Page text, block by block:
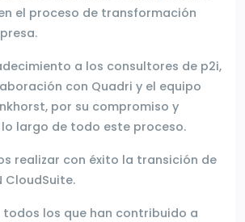
el proceso de transformación
a los consultores de p2i,
con Quadri y el equipo
por su compromiso y
largo de todo este proceso.
realizar con éxito la transición de
CloudSuite.
todos los que han contribuido a